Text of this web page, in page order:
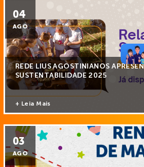
04
AGO
REDE LIUS AGOSTINIANOS
SUSTENTABILIDADE 2025
+ Leia Mais
03
AGO